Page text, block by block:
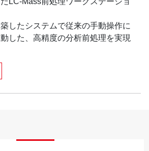
したシステムで従来の手動操作に
した、高精度の分析前処理を実現